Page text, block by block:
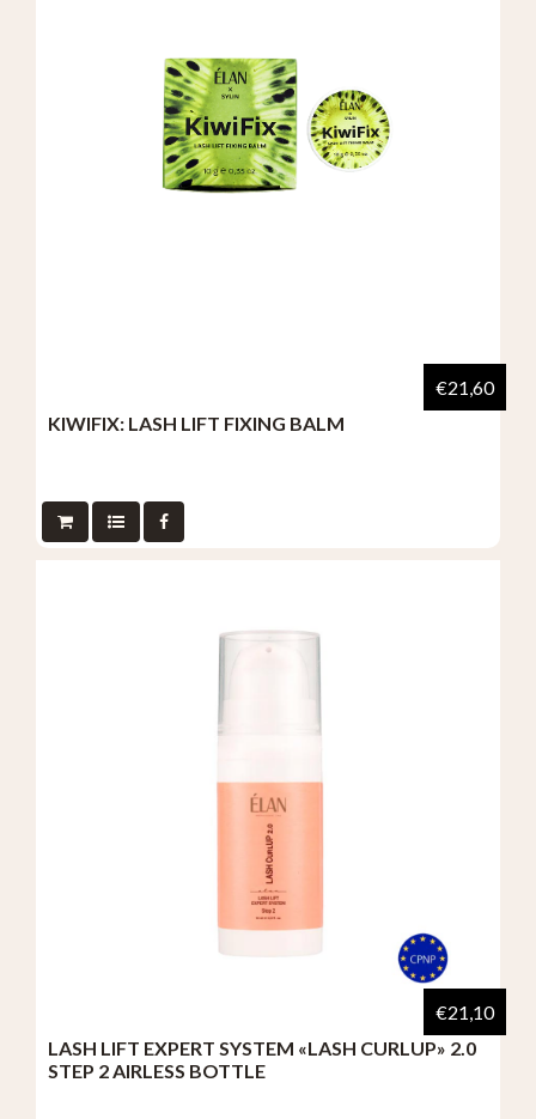
KIWIFIX: LASH LIFT FIXING BALM
€21,60
LASH LIFT EXPERT SYSTEM «LASH CURLUP» 2.0
STEP 2 AIRLESS BOTTLE
€21,10